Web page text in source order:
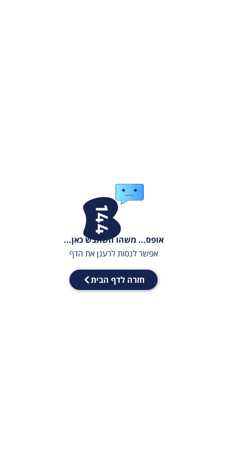
אופס... משהו השתבש כאן...
אפשר לנסות לרענן את הדף
חזרה לדף הבית